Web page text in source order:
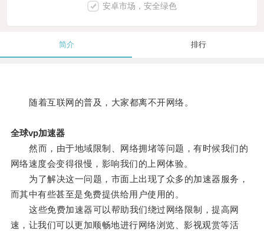
安卓市场，安全绿色
简介 排行
随着互联网的普及，大家都离不开网络。
全球vp加速器
然而，由于地域限制、网络拥堵等问题，有时候我们的
网络速度会变得很慢，影响我们的上网体验。
为了解决这一问题，市面上出现了众多的加速器服务，
而其中有些甚至是免费提供给用户使用的。
这些免费加速器可以帮助我们绕过网络限制，提高网
速，让我们可以更加顺畅地进行网络浏览、影视观赏等活